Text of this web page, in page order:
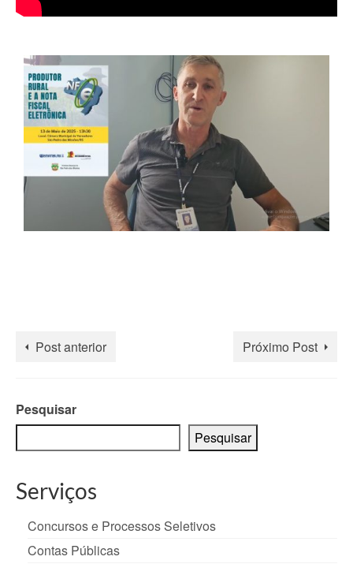
Post anterior Próximo Post
Pesquisar
Pesquisar
Serviços
Concursos e Processos Seletivos
Contas Públicas